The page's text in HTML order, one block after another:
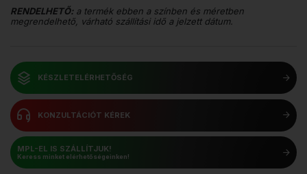
RENDELHETŐ:a termék ebben a színben és méretben
megrendelhető, várható szállítási idő a jelzett dátum.
KÉSZLETELÉRHETŐSÉG
KONZULTÁCIÓT KÉREK
MPL-EL IS SZÁLLÍTJUK!
Keress minket elérhetőségeinken!